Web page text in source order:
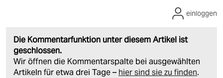
Die Kommentarfunktion unter diesem Artikel ist
geschlossen.
Wir öffnen die Kommentarspalte bei ausgewählten
Artikeln für etwa drei Tage – hier sind sie zu finden.
einloggen